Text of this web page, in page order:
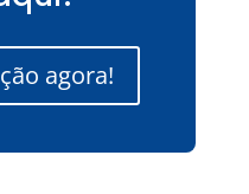
agora!